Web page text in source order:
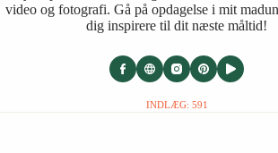
video og fotografi. Gå på opdagelse i mit
dig inspirere til dit næste måltid!
INDLÆG: 591